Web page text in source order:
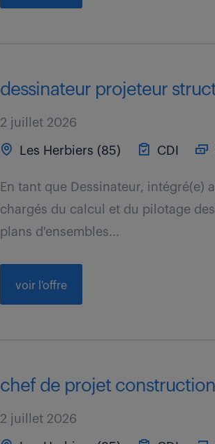
dessinateur projeteur
2 juillet 2026
Les Herbiers (85) CDI
En tant que Dessinateur, intégré(e)
chargés du calcul et du pilotage
plans d'ensembles...
voir l'offre
chef de projet
2 juillet 2026